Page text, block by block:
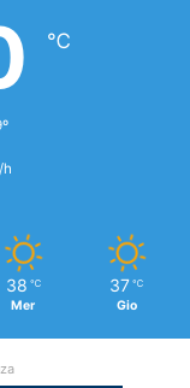
℃
h
38 ℃
Mer
37 ℃
Gio